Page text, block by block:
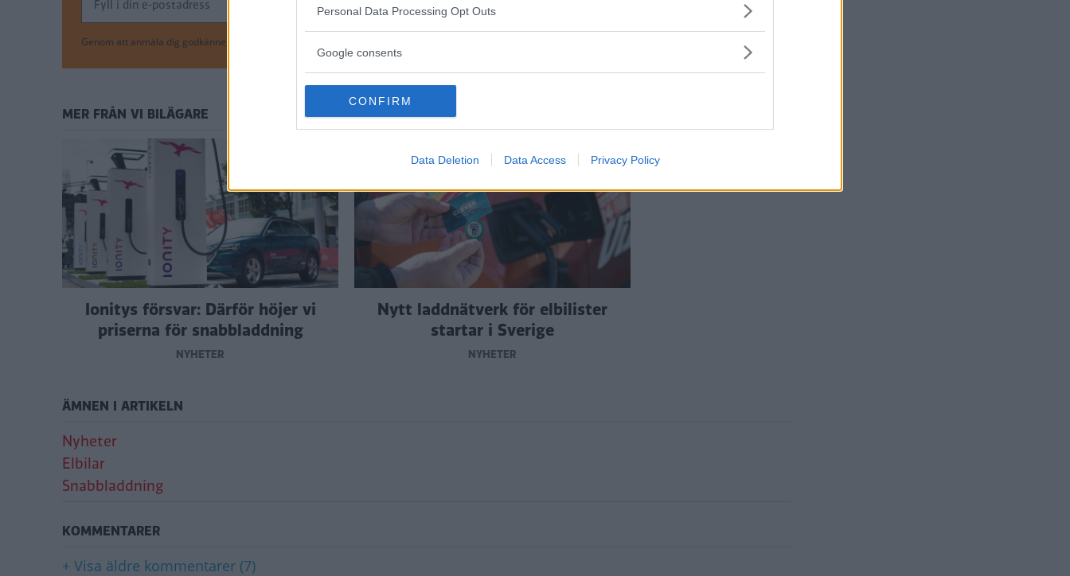
Personal Data Processing Opt Outs
Google consents
CONFIRM
Data Deletion Data Access Privacy Policy
Genom att anmäla dig godkänner du OK-förlagets
MER FRÅN VI BILÄGARE
Ionitys försvar: Därför höjer vi
priserna för snabbladdning
NYHETER
Nytt laddnätverk för elbilister
startar i Sverige
NYHETER
ÄMNEN I ARTIKELN
Nyheter
Elbilar
Snabbladdning
KOMMENTARER
+ Visa äldre kommentarer (7)